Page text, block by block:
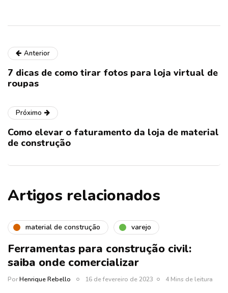
Anterior
7 dicas de como tirar fotos para loja virtual de
roupas
Próximo
Como elevar o faturamento da loja de material
de construção
Artigos relacionados
material de construção varejo
Ferramentas para construção civil:
saiba onde comercializar
PorHenrique Rebello 16 de fevereiro de 2023 4 Mins de leitura